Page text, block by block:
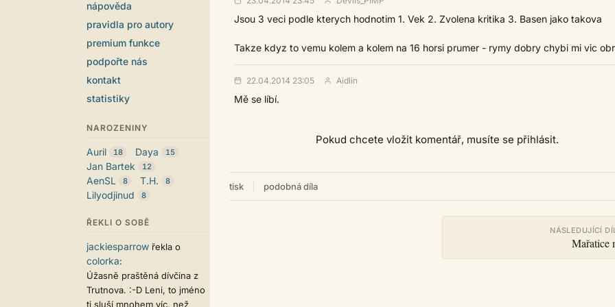
nápověda
pravidla pro autory
premium funkce
podpořte nás
kontakt
statistiky
NAROZENINY
Auril 18 Daya 15
Jan Bartek 12
AenSL 8 T.H. 8
Lilyodjinud 8
ŘEKLI O SOBĚ
jackiesparrow řekla o
colorka:
Úžasně praštěná dívčina z
Trutnova. :-D Leni, to jméno
ti sluší mnohem víc, než
Jsou 3 veci podle kterych hodnotim 1. Vek 2. Zvolena kritika 3. Basen jako takova
Takze kdyz to vemu kolem a kolem na 16 horsi prumer - rymy dobry chybi mi vic
22.04.2014 23:05 Aidlin
Mě se líbí.
Pokud chcete vložit komentář, musíte se přihlásit.
tisk podobná díla
NÁSLEDUJÍCÍ
Mařatice